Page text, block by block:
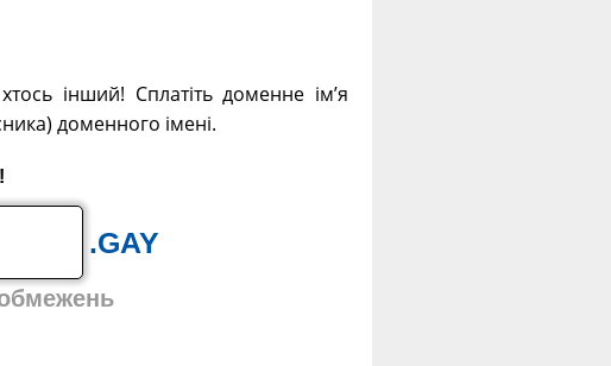
інший! Сплатіть доменне ім’я
доменного імені.
.GAY